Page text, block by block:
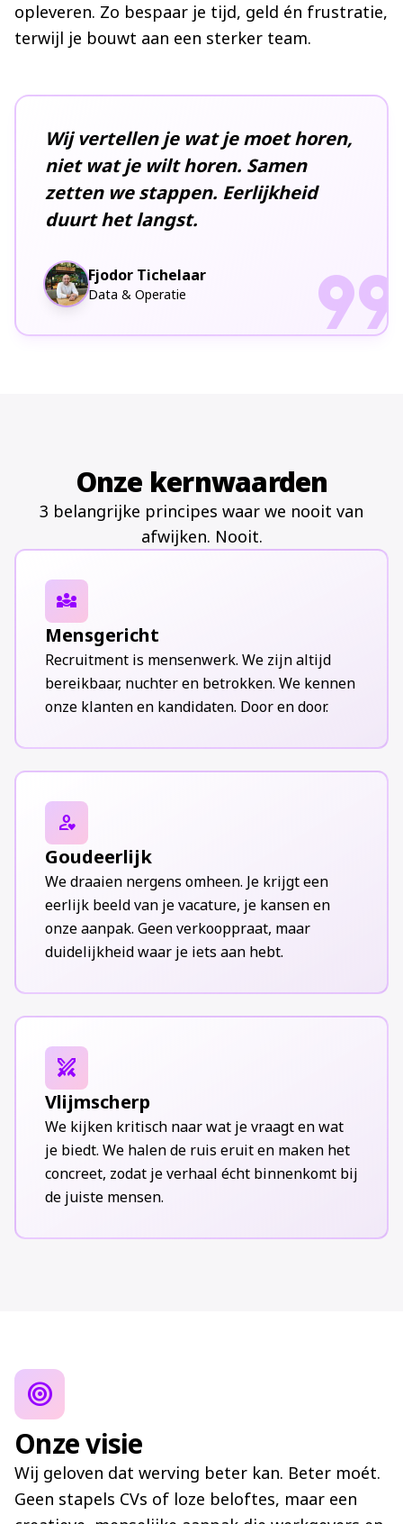
opleveren. Zo bespaar je tijd, geld én frustratie,
terwijl je bouwt aan een sterker team.
Wij vertellen je wat je moet horen,
niet wat je wilt horen. Samen
zetten we stappen. Eerlijkheid
duurt het langst.
Fjodor Tichelaar
Data & Operatie
Onze kernwaarden
3 belangrijke principes waar we nooit van
afwijken. Nooit.
diversity_3
Mensgericht
Recruitment is mensenwerk. We zijn altijd
bereikbaar, nuchter en betrokken. We kennen
onze klanten en kandidaten. Door en door.
person_heart
Goudeerlijk
We draaien nergens omheen. Je krijgt een
eerlijk beeld van je vacature, je kansen en
onze aanpak. Geen verkooppraat, maar
duidelijkheid waar je iets aan hebt.
swords
Vlijmscherp
We kijken kritisch naar wat je vraagt en wat
je biedt. We halen de ruis eruit en maken het
concreet, zodat je verhaal écht binnenkomt bij
de juiste mensen.
target
Onze visie
Wij geloven dat werving beter kan. Beter moét.
Geen stapels CVs of loze beloftes, maar een